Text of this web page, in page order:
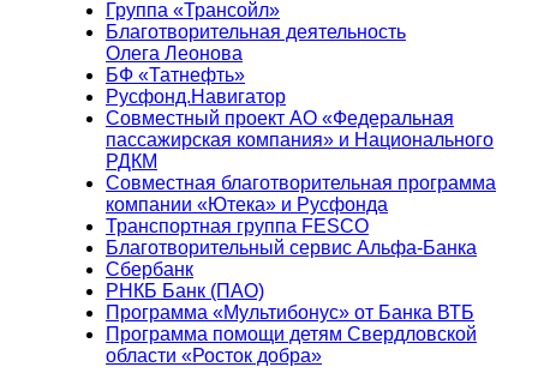
Группа «Трансойл»
Благотворительная деятельность
Олега Леонова
БФ «Татнефть»
Русфонд.Навигатор
Совместный проект АО «Федеральная
пассажирская компания» и Национального
РДКМ
Совместная благотворительная программа
компании «Ютека» и Русфонда
Транспортная группа FESCO
Благотворительный сервис Альфа-Банка
Сбербанк
РНКБ Банк (ПАО)
Программа «Мультибонус» от Банка ВТБ
Программа помощи детям Свердловской
области «Росток добра»